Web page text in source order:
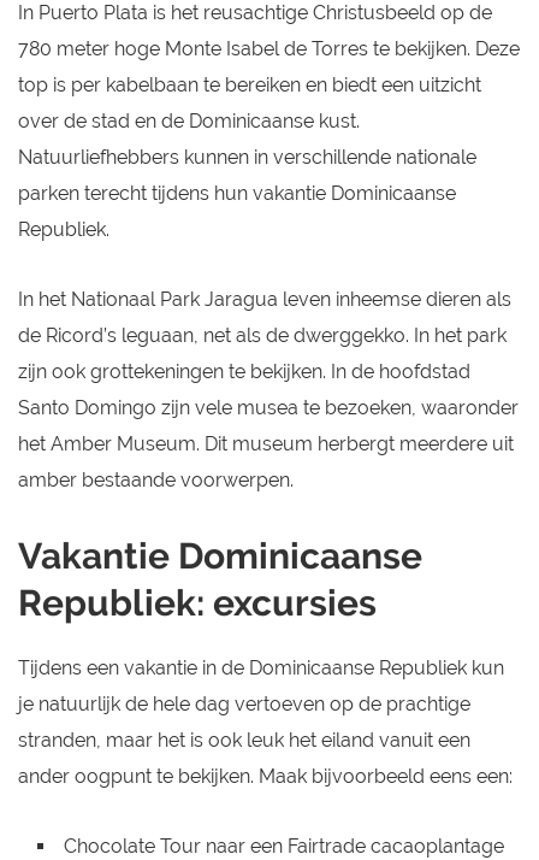
In Puerto Plata is het reusachtige Christusbeeld op de
780 meter hoge Monte Isabel de Torres te bekijken. Deze
top is per kabelbaan te bereiken en biedt een uitzicht
over de stad en de Dominicaanse kust.
Natuurliefhebbers kunnen in verschillende nationale
parken terecht tijdens hun vakantie Dominicaanse
Republiek.
In het Nationaal Park Jaragua leven inheemse dieren als
de Ricord’s leguaan, net als de dwerggekko. In het park
zijn ook grottekeningen te bekijken. In de hoofdstad
Santo Domingo zijn vele musea te bezoeken, waaronder
het Amber Museum. Dit museum herbergt meerdere uit
amber bestaande voorwerpen.
Vakantie Dominicaanse
Republiek: excursies
Tijdens een vakantie in de Dominicaanse Republiek kun
je natuurlijk de hele dag vertoeven op de prachtige
stranden, maar het is ook leuk het eiland vanuit een
ander oogpunt te bekijken. Maak bijvoorbeeld eens een:
Chocolate Tour naar een Fairtrade cacaoplantage